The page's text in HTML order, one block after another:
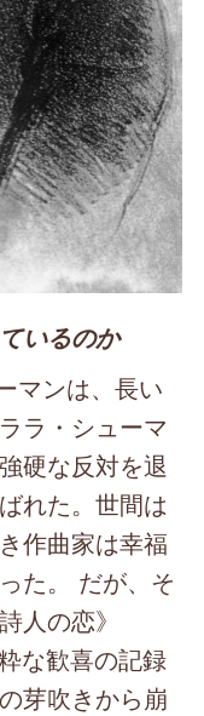
いるのか
マンは、長い
ラ・シューマ
硬な反対を退
れた。世間は
作曲家は幸福
た。 だが、そ
人の恋》
な歓喜の記録
芽吹きから崩